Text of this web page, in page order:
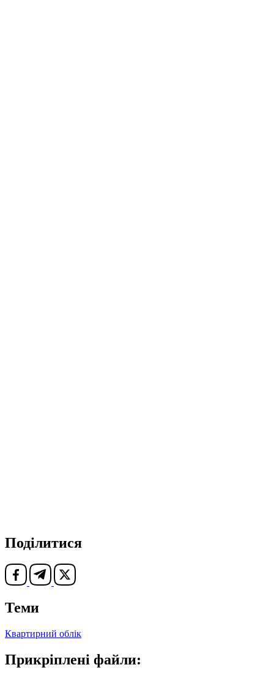
Поділитися
Теми
Квартирний облік
Прикріплені файли: